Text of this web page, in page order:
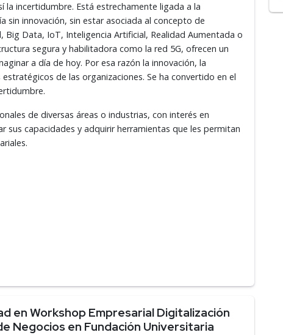
incertidumbre. Está estrechamente ligada a la
sin innovación, sin estar asociada al concepto de
Data, IoT, Inteligencia Artificial, Realidad Aumentada o
segura y habilitadora como la red 5G, ofrecen un
a día de hoy. Por esa razón la innovación, la
de las organizaciones. Se ha convertido en el
de diversas áreas o industrias, con interés en
sus capacidades y adquirir herramientas que les permitan
en Workshop Empresarial Digitalización
Negocios en Fundación Universitaria